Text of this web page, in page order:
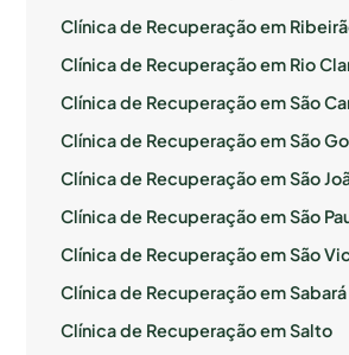
Clínica de Recuperação em
Clínica de Recuperação em Rio
Clínica de Recuperação em São
Clínica de Recuperação em São
Clínica de Recuperação em São
Clínica de Recuperação em São
Clínica de Recuperação em São
Clínica de Recuperação em Sabará
Clínica de Recuperação em Salto